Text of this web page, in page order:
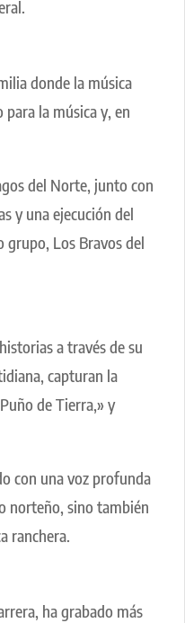
donde la música
la música y, en
del Norte, junto con
y una ejecución del
grupo, Los Bravos del
a través de su
capturan la
de Tierra,» y
con una voz profunda
norteño, sino también
ranchera.
ha grabado más